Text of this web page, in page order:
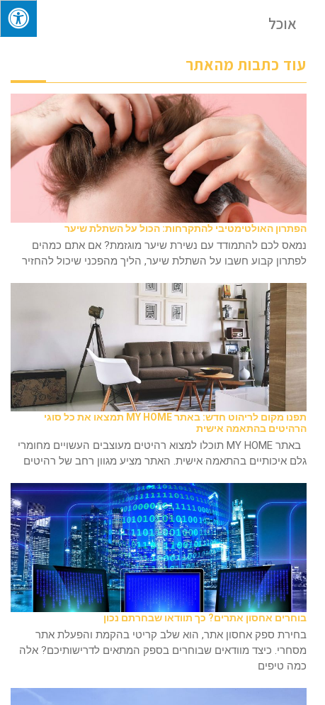
אוכל
עוד כתבות מהאתר
הפתרון האולטימטיבי להתקרחות: הכול על השתלת שיער
נמאס לכם להתמודד עם נשירת שיער מוגזמת? אם אתם כמהים
לפתרון קבוע חשבו על השתלת שיער, הליך מהפכני שיכול להחזיר
תפנו מקום לריהוט חדש: באתר MY HOME תמצאו את כל סוגי
הרהיטים בהתאמה אישית
באתר MY HOME תוכלו למצוא רהיטים מעוצבים העשויים מחומרי
גלם איכותיים בהתאמה אישית. האתר מציע מגוון רחב של רהיטים
בוחרים אחסון אתרים? כך תוודאו שבחרתם נכון
בחירת ספק אחסון אתר, הוא שלב קריטי בהקמת והפעלת אתר
מסחרי. כיצד מוודאים שבוחרים בספק המתאים לדרישותיכם? אלה
כמה טיפים